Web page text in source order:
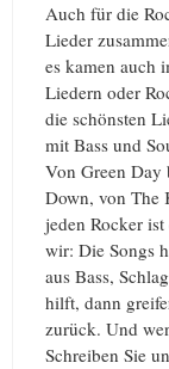
Auch für die
Lieder
es kamen auch
Liedern oder
die schönsten
mit Bass und
Von Green
Down, von The
jeden Rocker
wir: Die Songs
aus Bass,
hilft, dann
zurück. Und
Schreiben Sie